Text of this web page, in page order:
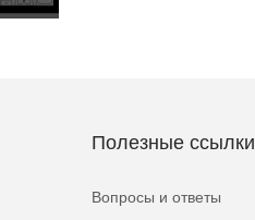
Полезные ссылки
Вопросы и ответы